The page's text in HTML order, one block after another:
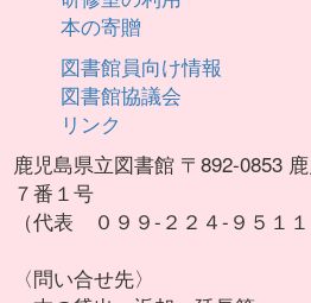
報、実践方法は、それぞれ
校で生かされ、学校図書館
た教育活動の充実につなが
思います。 &nbsp; 【講座の
・ 学校図書館の役割と第
児島県子ども読書活動推進
読書バリアフリー計画含む）
&nbsp;&nbsp;&nbsp; 一
書運動の推進について ・
運営上の課題と改善策【情
本の寄贈
図書館員向け情報
図書館協議会
リンク
鹿児島県立図書館 〒892-0853
７番１号
（代表 ０９９-２２４-９５１１
〈問い合せ先〉